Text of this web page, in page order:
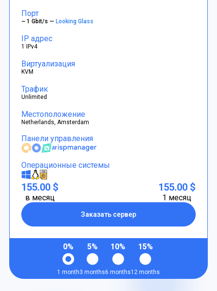
Порт
~ 1 Gbit/s —Looking Glass
IP адрес
1 IPv4
Виртуализация
KVM
Трафик
Unlimited
Местоположение
Netherlands, Amsterdam
Панели управления
Операционные системы
155.00 $
в месяц
Заказать сервер
155.00 $
1 месяц
0%
1 month
5%
3 months
10%
6 months
15%
12 months